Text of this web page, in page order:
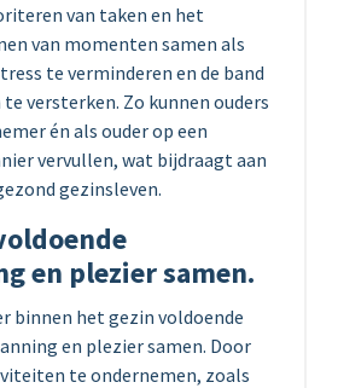
van taken en het
van momenten samen als
te verminderen en de band
versterken. Zo kunnen ouders
én als ouder op een
vervullen, wat bijdraagt aan
gezinsleven.
en plezier samen.
binnen het gezin voldoende
en plezier samen. Door
te ondernemen, zoals